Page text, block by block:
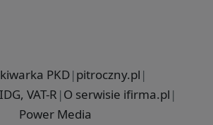
PKD| pitroczny.pl |
VAT-R | O serwisie ifirma.pl |
Power Media